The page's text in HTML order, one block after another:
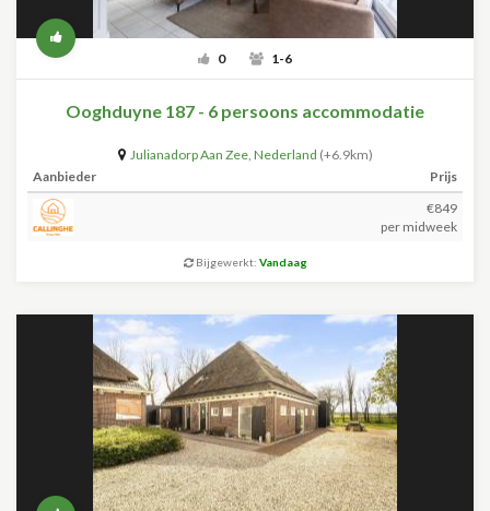
0 1-6
Ooghduyne 187 - 6 persoons accommodatie
Julianadorp Aan Zee, Nederland (+6.9km)
Aanbieder
Prijs
€849
per midweek
Bijgewerkt: Vandaag